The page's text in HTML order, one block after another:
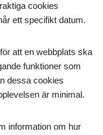
cookies
ett specifikt datum.
att en webbplats ska
funktioner som
dessa cookies
är minimal.
information om hur